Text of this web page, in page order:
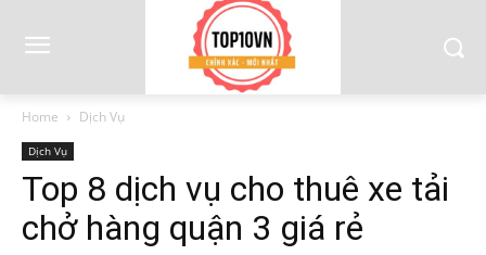
Home Dịch Vụ
Dịch Vụ
Top 8 dịch vụ cho thuê xe tải
chở hàng quận 3 giá rẻ